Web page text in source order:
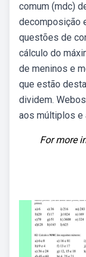
comum (mdc)
decomposição
questões de
cálculo do
de meninos e
que estão
dividem.
aos múltiplos e
For more